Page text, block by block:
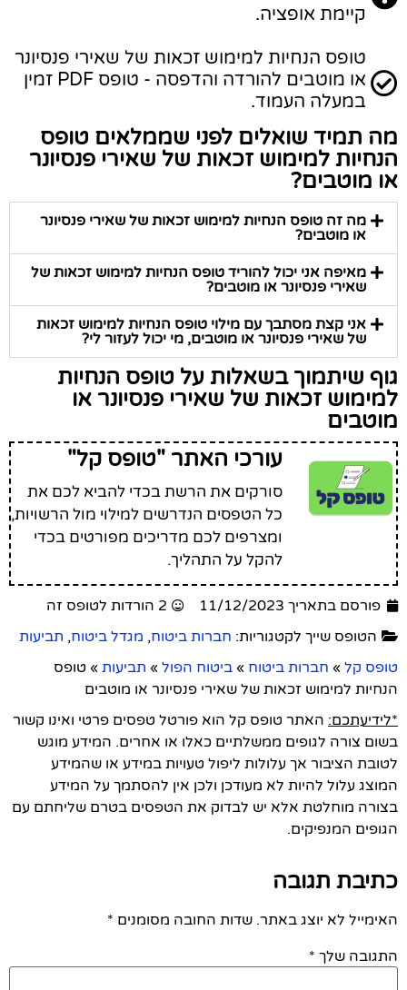
קיימת אופציה.
טופס הנחיות למימוש זכאות של שאירי פנסיונר
או מוטבים להורדה והדפסה - טופס PDF זמין
במעלה העמוד.
מה תמיד שואלים לפני שממלאים טופס
הנחיות למימוש זכאות של שאירי פנסיונר
או מוטבים?
מה זה טופס הנחיות למימוש זכאות של שאירי פנסיונר
או מוטבים?
מאיפה אני יכול להוריד טופס הנחיות למימוש זכאות של
שאירי פנסיונר או מוטבים?
אני קצת מסתבך עם מילוי טופס הנחיות למימוש זכאות
של שאירי פנסיונר או מוטבים, מי יכול לעזור לי?
גוף שיתמוך בשאלות על טופס הנחיות
למימוש זכאות של שאירי פנסיונר או
מוטבים
עורכי האתר "טופס קל"
סורקים את הרשת בכדי להביא לכם את
כל הטפסים הנדרשים למילוי מול הרשויות,
ומצרפים לכם מדריכים מפורטים בכדי
להקל על התהליך.
פורסם בתאריך 11/12/2023
2 הורדות לטופס זה
הטופס שייך לקטגוריות: חברות ביטוח, מגדל ביטוח, תביעות
טופס קל » חברות ביטוח » ביטוח הפול » תביעות » טופס
הנחיות למימוש זכאות של שאירי פנסיונר או מוטבים
*לידיעתכם: האתר טופס קל הוא פורטל טפסים פרטי ואינו קשור
בשום צורה לגופים ממשלתיים כאלו או אחרים. המידע מוגש
לטובת הציבור אך עלולות ליפול טעויות במידע או שהמידע
המוצג עלול להיות לא מעודכן ולכן אין להסתמך על המידע
בצורה מוחלטת אלא יש לבדוק את הטפסים בטרם שליחתם עם
הגופים המנפיקים.
כתיבת תגובה
האימייל לא יוצג באתר. שדות החובה מסומנים *
התגובה שלך *